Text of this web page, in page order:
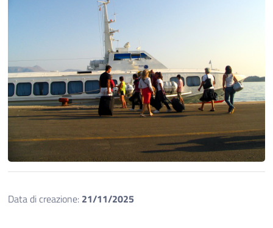
Data di creazione: 21/11/2025